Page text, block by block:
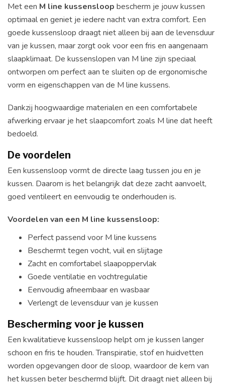
Met een M line kussensloop bescherm je jouw kussen
optimaal en geniet je iedere nacht van extra comfort. Een
goede kussensloop draagt niet alleen bij aan de levensduur
van je kussen, maar zorgt ook voor een fris en aangenaam
slaapklimaat. De kussenslopen van M line zijn speciaal
ontworpen om perfect aan te sluiten op de ergonomische
vorm en eigenschappen van de M line kussens.
Dankzij hoogwaardige materialen en een comfortabele
afwerking ervaar je het slaapcomfort zoals M line dat heeft
bedoeld.
De voordelen
Een kussensloop vormt de directe laag tussen jou en je
kussen. Daarom is het belangrijk dat deze zacht aanvoelt,
goed ventileert en eenvoudig te onderhouden is.
Voordelen van een M line kussensloop:
Perfect passend voor M line kussens
Beschermt tegen vocht, vuil en slijtage
Zacht en comfortabel slaapoppervlak
Goede ventilatie en vochtregulatie
Eenvoudig afneembaar en wasbaar
Verlengt de levensduur van je kussen
Bescherming voor je kussen
Een kwalitatieve kussensloop helpt om je kussen langer
schoon en fris te houden. Transpiratie, stof en huidvetten
worden opgevangen door de sloop, waardoor de kern van
het kussen beter beschermd blijft. Dit draagt niet alleen bij